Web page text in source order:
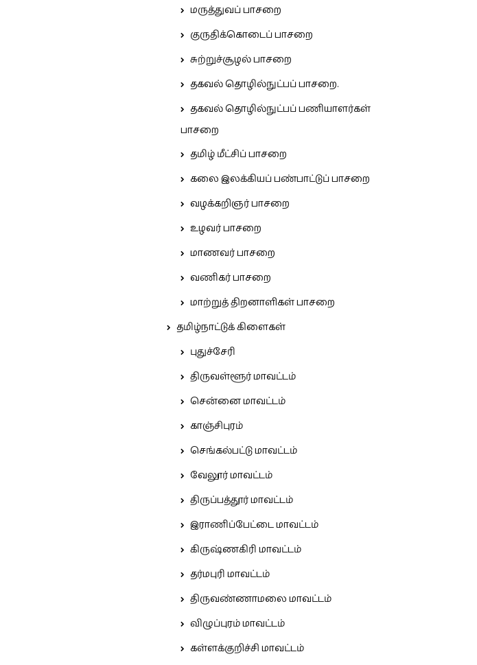
மருத்துவப் பாசறை
குருதிக்கொடைப் பாசறை
சுற்றுச்சூழல் பாசறை
தகவல் தொழில்நுட்பப் பாசறை.
தகவல் தொழில்நுட்பப் பணியாளர்கள்
பாசறை
தமிழ் மீட்சிப் பாசறை
கலை இலக்கியப் பண்பாட்டுப் பாசறை
வழக்கறிஞர் பாசறை
உழவர் பாசறை
மாணவர் பாசறை
வணிகர் பாசறை
மாற்றுத் திறனாளிகள் பாசறை
தமிழ்நாட்டுக் கிளைகள்
புதுச்சேரி
திருவள்ளூர் மாவட்டம்
சென்னை மாவட்டம்
காஞ்சிபுரம்
செங்கல்பட்டு மாவட்டம்
வேலூர் மாவட்டம்
திருப்பத்தூர் மாவட்டம்
இராணிப்பேட்டை மாவட்டம்
கிருஷ்ணகிரி மாவட்டம்
தர்மபுரி மாவட்டம்
திருவண்ணாமலை மாவட்டம்
விழுப்புரம் மாவட்டம்
கள்ளக்குறிச்சி மாவட்டம்